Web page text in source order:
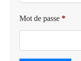
Mot de passe *